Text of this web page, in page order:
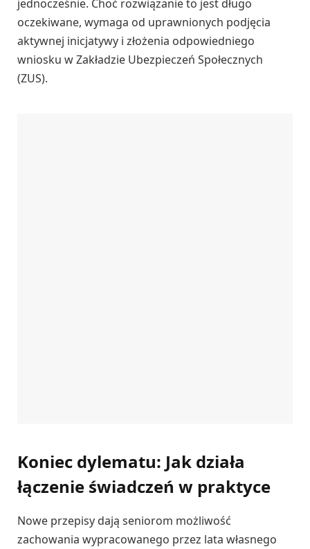
jednocześnie. Choć rozwiązanie to jest długo
oczekiwane, wymaga od uprawnionych podjęcia
aktywnej inicjatywy i złożenia odpowiedniego
wniosku w Zakładzie Ubezpieczeń Społecznych
(ZUS).
Koniec dylematu: Jak działa
łączenie świadczeń w praktyce
Nowe przepisy dają seniorom możliwość
zachowania wypracowanego przez lata własnego